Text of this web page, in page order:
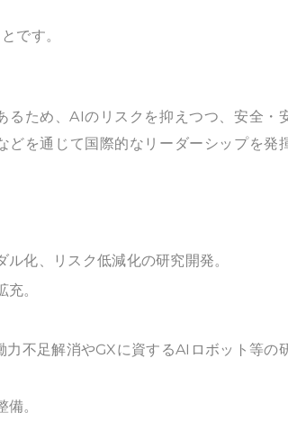
です。
ため、AIのリスクを抑えつつ、安全・
を通じて国際的なリーダーシップを発
化、リスク低減化の研究開発。
。
不足解消やGXに資するAIロボット等の
。